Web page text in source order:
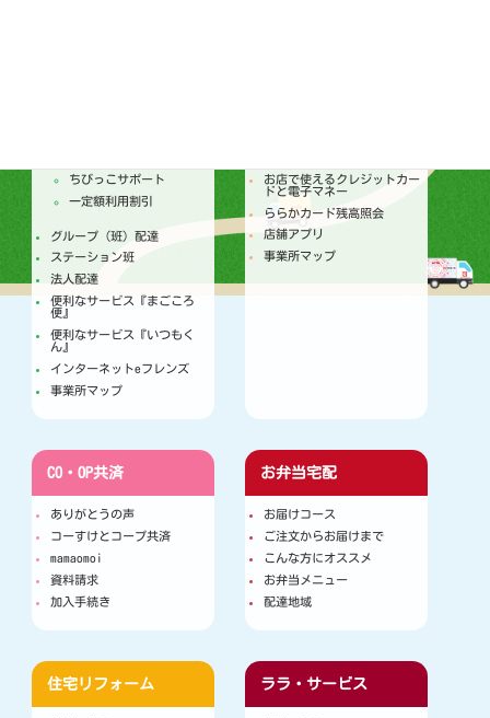
ちびっこサポート
一定額利用割引
グループ（班）配達
ステーション班
法人配達
便利なサービス『まごころ
便』
便利なサービス『いつもく
ん』
インターネットeフレンズ
事業所マップ
お店で使えるクレジットカー
ドと電子マネー
ららかカード残高照会
店舗アプリ
事業所マップ
CO・OP共済
ありがとうの声
コーすけとコープ共済
mamaomoi
資料請求
加入手続き
お弁当宅配
お届けコース
ご注文からお届けまで
こんな方にオススメ
お弁当メニュー
配達地域
住宅リフォーム ララ・サービス